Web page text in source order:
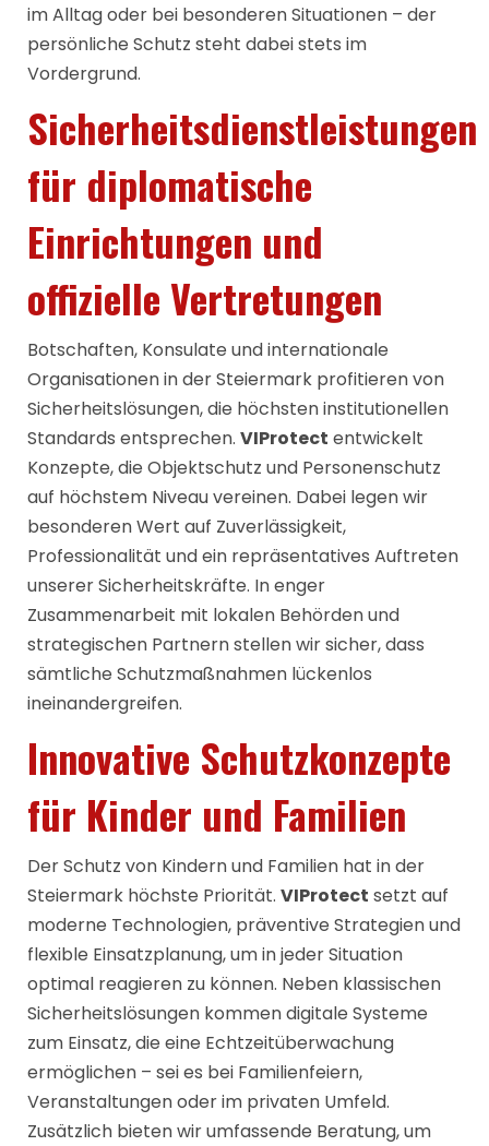
im Alltag oder bei besonderen Situationen – der
persönliche Schutz steht dabei stets im
Vordergrund.
Sicherheitsdienstleistungen
für diplomatische
Einrichtungen und
offizielle Vertretungen
Botschaften, Konsulate und internationale
Organisationen in der Steiermark profitieren von
Sicherheitslösungen, die höchsten institutionellen
Standards entsprechen. VIProtect entwickelt
Konzepte, die Objektschutz und Personenschutz
auf höchstem Niveau vereinen. Dabei legen wir
besonderen Wert auf Zuverlässigkeit,
Professionalität und ein repräsentatives Auftreten
unserer Sicherheitskräfte. In enger
Zusammenarbeit mit lokalen Behörden und
strategischen Partnern stellen wir sicher, dass
sämtliche Schutzmaßnahmen lückenlos
ineinandergreifen.
Innovative Schutzkonzepte
für Kinder und Familien
Der Schutz von Kindern und Familien hat in der
Steiermark höchste Priorität. VIProtect setzt auf
moderne Technologien, präventive Strategien und
flexible Einsatzplanung, um in jeder Situation
optimal reagieren zu können. Neben klassischen
Sicherheitslösungen kommen digitale Systeme
zum Einsatz, die eine Echtzeitüberwachung
ermöglichen – sei es bei Familienfeiern,
Veranstaltungen oder im privaten Umfeld.
Zusätzlich bieten wir umfassende Beratung, um